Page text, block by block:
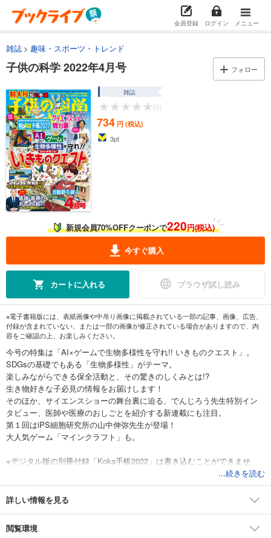
会員登録 ログイン メニュー
雑誌 趣味・スポーツ・トレンド
子供の科学 2022年4月号 フォロー
雑誌
- (0)
734 円 (税込)
3pt
新規会員70%OFFクーポンで220円(税込)
今すぐ購入
カートに入れる ブラウザ試し読み
※電子書籍版には、表紙画像や中吊り画像に掲載されている一部の記事、画像、広告、
付録が含まれていない、または一部の画像が修正されている場合がありますので、内
容をご確認の上、お楽しみください。
今号の特集は「AI×ゲームで生物多様性を守れ!! いきものクエスト」。
SDGsの基礎でもある「生物多様性」がテーマ。
楽しみながらできる保全活動と、その驚きのしくみとは!?
生き物好きな子必見の情報をお届けします！
そのほか、サイエンスショーの舞台裏に迫る、でんじろう先生特別イン
タビュー、医師や医療のおしごとを紹介する新連載にも注目。
第１回はiPS細胞研究所の山中伸弥先生が登場！
大人気ゲーム「マインクラフト」も。
※デジタル版の別冊付録「Koka手帳2022」は書き込むことができませ
※デジタル版の別冊付録「Koka手帳2022」は「memo」を収録しておりま
せん。
...続きを読む
詳しい情報を見る
閲覧環境